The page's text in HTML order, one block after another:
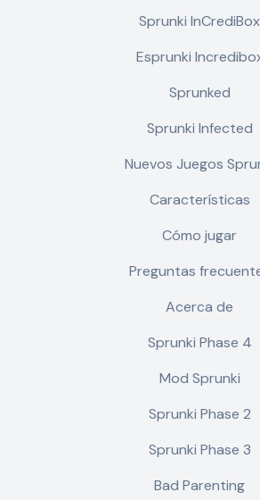
Sprunki InCrediBox
Esprunki
Sprunked
Sprunki Infected
Nuevos Juegos
Características
Cómo jugar
Preguntas
Acerca de
Sprunki Phase 4
Mod Sprunki
Sprunki Phase 2
Sprunki Phase 3
Bad Parenting